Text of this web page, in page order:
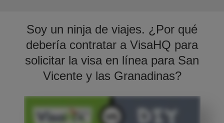
Soy un ninja de viajes. ¿Por qué
debería contratar a VisaHQ para
solicitar la visa en línea para San
Vicente y las Granadinas?